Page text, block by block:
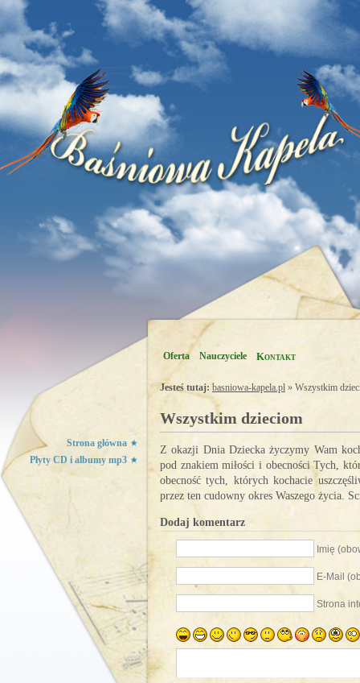
Oferta Nauczyciele Kontakt
Strona główna
Płyty CD i albumy mp3
Jesteś tutaj: basniowa-kapela.pl » Wszystkim
Wszystkim dzieciom
Z okazji Dnia Dziecka życzymy Wam
pod znakiem miłości i obecności Tych,
obecność tych, których kochacie
przez ten cudowny okres Waszego życia.
Dodaj komentarz
Imię
E-Mail
Strona